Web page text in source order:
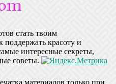
стать твоим
поддержать красоту и
интересные секреты,
советы.
материалов только при